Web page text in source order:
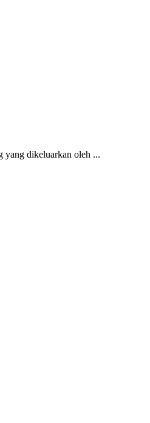
yang dikeluarkan oleh ...